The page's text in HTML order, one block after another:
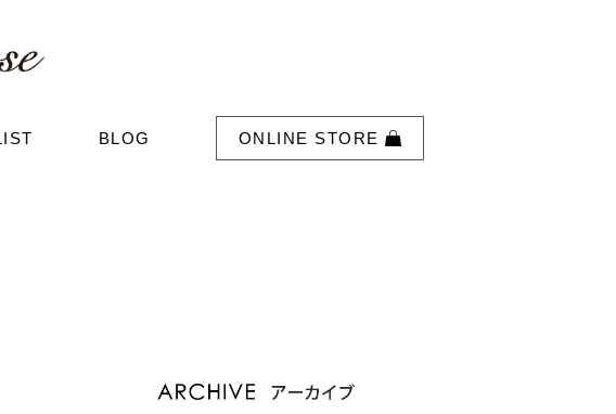
BLOG ONLINE STORE